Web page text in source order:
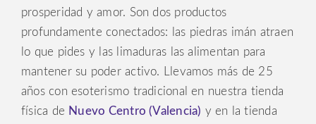
prosperidad y amor. Son dos productos
profundamente conectados: las piedras imán atraen
lo que pides y las limaduras las alimentan para
mantener su poder activo. Llevamos más de 25
años con esoterismo tradicional en nuestra tienda
física de Nuevo Centro (Valencia) y en la tienda